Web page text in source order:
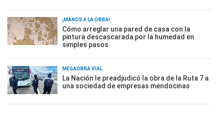
¡MANOS A LA OBRA!
Cómo arreglar una pared de casa con la
pintura descascarada por la humedad en
simples pasos
MEGAOBRA VIAL
La Nación le preadjudicó la obra de la Ruta 7 a
una sociedad de empresas mendocinas